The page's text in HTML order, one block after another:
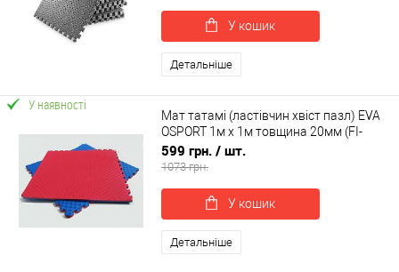
У кошик
Детальніше
У наявності
Мат татамі (ластівчин хвіст пазл) EVA
OSPORT 1м х 1м товщина 20мм (FI-
0010-20)
599 грн. / шт.
1073 грн.
У кошик
Детальніше